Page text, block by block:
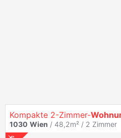
Kompakte 2-Zimmer-
1030 Wien / 48,2m² / 2 Zimmer